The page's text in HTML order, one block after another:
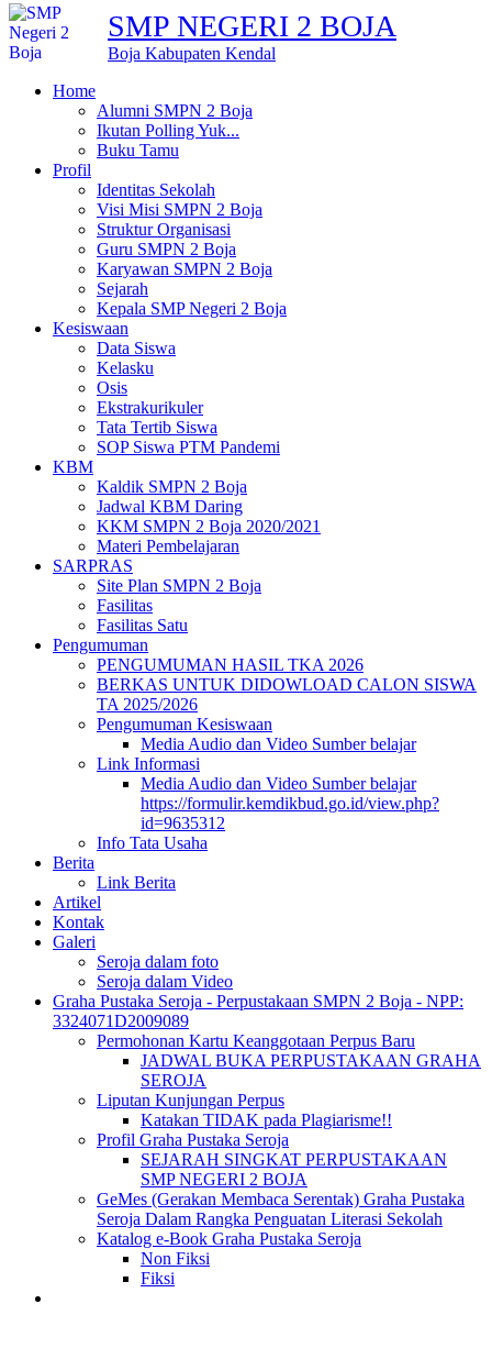
SMP NEGERI 2 BOJA
Boja Kabupaten Kendal
Home
Alumni SMPN 2 Boja
Ikutan Polling Yuk...
Buku Tamu
Profil
Identitas Sekolah
Visi Misi SMPN 2 Boja
Struktur Organisasi
Guru SMPN 2 Boja
Karyawan SMPN 2 Boja
Sejarah
Kepala SMP Negeri 2 Boja
Kesiswaan
Data Siswa
Kelasku
Osis
Ekstrakurikuler
Tata Tertib Siswa
SOP Siswa PTM Pandemi
KBM
Kaldik SMPN 2 Boja
Jadwal KBM Daring
KKM SMPN 2 Boja 2020/2021
Materi Pembelajaran
SARPRAS
Site Plan SMPN 2 Boja
Fasilitas
Fasilitas Satu
Pengumuman
PENGUMUMAN HASIL TKA 2026
BERKAS UNTUK DIDOWLOAD CALON SISWA
TA 2025/2026
Pengumuman Kesiswaan
Media Audio dan Video Sumber belajar
Link Informasi
Media Audio dan Video Sumber belajar
https://formulir.kemdikbud.go.id/view.php?
id=9635312
Info Tata Usaha
Berita
Link Berita
Artikel
Kontak
Galeri
Seroja dalam foto
Seroja dalam Video
Graha Pustaka Seroja - Perpustakaan SMPN 2 Boja - NPP:
3324071D2009089
Permohonan Kartu Keanggotaan Perpus Baru
JADWAL BUKA PERPUSTAKAAN GRAHA
SEROJA
Liputan Kunjungan Perpus
Katakan TIDAK pada Plagiarisme!!
Profil Graha Pustaka Seroja
SEJARAH SINGKAT PERPUSTAKAAN
SMP NEGERI 2 BOJA
GeMes (Gerakan Membaca Serentak) Graha Pustaka
Seroja Dalam Rangka Penguatan Literasi Sekolah
Katalog e-Book Graha Pustaka Seroja
Non Fiksi
Fiksi